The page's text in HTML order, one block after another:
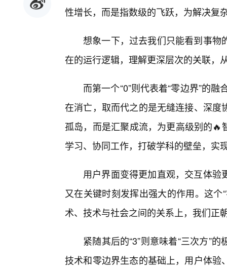
性增长，而是指数级的飞跃，为解决复
想象一下，过去我们只能看到事物
在的运行逻辑，理解更深层次的关联，
而第一个“0”则代表着“零边界”的
在消亡，取而代之的是无缝连接、深
孤岛，而是汇聚成流，为更高级别的
学习、协同工作，打破学科的壁垒，实
用户界面变得更加直观，交互体
又在关键时刻发挥出强大的作用。这
术、技术与社会之间的关系上，我们正
紧随其后的“3”则意味着“三次方”
技术和零边界生态的基础上，用户体